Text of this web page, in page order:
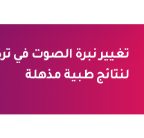
الرئيسية المدونة جراحة التجميل تجميل الصوت
لنتائج طبية مذهلة